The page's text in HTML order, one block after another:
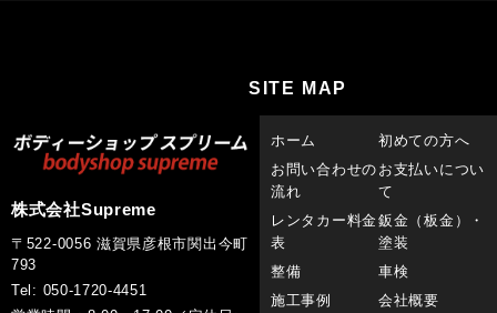
株式会社Supreme
〒522-0056 滋賀県彦根市関出今町
793
Tel: 050-1720-4451
SITE MAP
ホーム
初めての方へ
お問い合わせの
流れ
お支払いについ
て
レンタカー料金
表
鈑金（板金）・
塗装
整備
車検
施工事例
会社概要